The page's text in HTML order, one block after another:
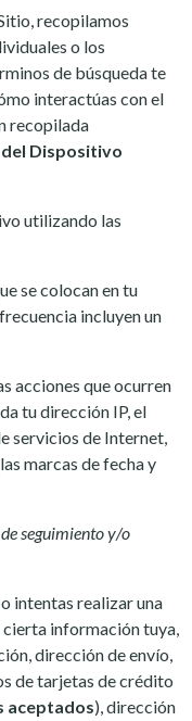
recopilamos
o los
de búsqueda te
interactúas con el
recopilada
Dispositivo
utilizando las
se colocan en tu
incluyen un
acciones que ocurren
tu dirección IP, el
servicios de Internet,
marcas de fecha y
seguimiento y/o
intentas realizar una
información tuya,
dirección de envío,
de tarjetas de crédito
aceptados), dirección